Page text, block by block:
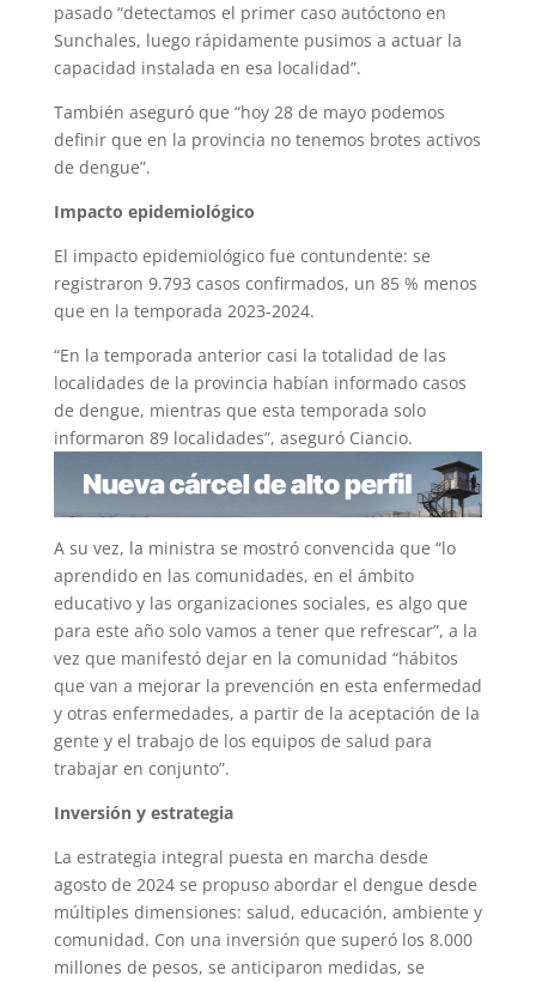
pasado “detectamos el primer caso autóctono en
Sunchales, luego rápidamente pusimos a actuar la
capacidad instalada en esa localidad”.
También aseguró que “hoy 28 de mayo podemos
definir que en la provincia no tenemos brotes activos
de dengue”.
Impacto epidemiológico
El impacto epidemiológico fue contundente: se
registraron 9.793 casos confirmados, un 85 % menos
que en la temporada 2023-2024.
“En la temporada anterior casi la totalidad de las
localidades de la provincia habían informado casos
de dengue, mientras que esta temporada solo
informaron 89 localidades”, aseguró Ciancio.
A su vez, la ministra se mostró convencida que “lo
aprendido en las comunidades, en el ámbito
educativo y las organizaciones sociales, es algo que
para este año solo vamos a tener que refrescar”, a la
vez que manifestó dejar en la comunidad “hábitos
que van a mejorar la prevención en esta enfermedad
y otras enfermedades, a partir de la aceptación de la
gente y el trabajo de los equipos de salud para
trabajar en conjunto”.
Inversión y estrategia
La estrategia integral puesta en marcha desde
agosto de 2024 se propuso abordar el dengue desde
múltiples dimensiones: salud, educación, ambiente y
comunidad. Con una inversión que superó los 8.000
millones de pesos, se anticiparon medidas, se